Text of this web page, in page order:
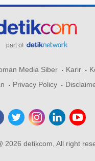
part of
Media Siber Karir
Privacy Policy
2026 detikcom, All right